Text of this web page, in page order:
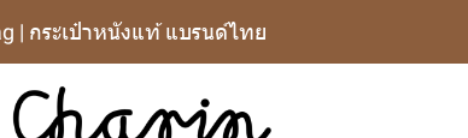
| กระเป๋าหนังแท้ แบรนด์ไทย